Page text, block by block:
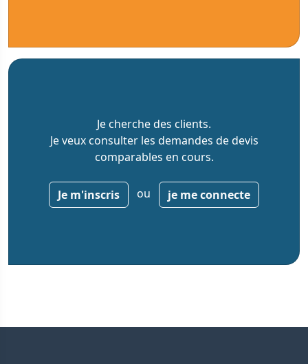
Je cherche des clients.
Je veux consulter les demandes de devis
comparables en cours.
Je m'inscris ou je me connecte